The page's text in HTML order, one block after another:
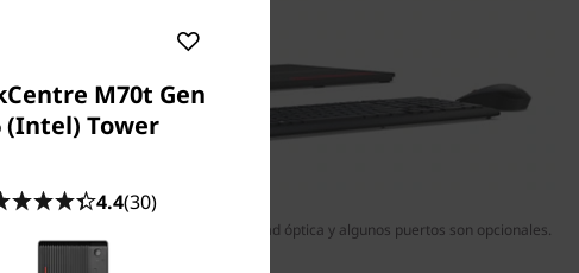
el mouse y teclado inalámbricos, la unidad óptica y algunos puertos son opcionales.
M70t Gen
(Intel) Tower
4.4(30)